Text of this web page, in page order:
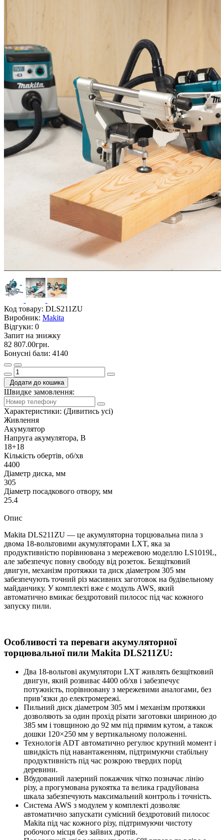
Код товару: DLS211ZU
Виробник: Makita
Відгуки: 0
Запит на знижку
82 807.00грн.
Бонусні бали: 4140
Додати до кошика
Швидке замовлення:
Характеристики: (Дивитись усі)
Живлення
Акумулятор
Напруга акумулятора, В
18+18
Кількість обертів, об/хв
4400
Діаметр диска, мм
305
Діаметр посадкового отвору, мм
25.4
Опис
Makita DLS211ZU — це акумуляторна торцювальна пила з
двома 18-вольтовими акумуляторами LXT, яка за
продуктивністю порівнювана з мережевою моделлю LS1019L,
але забезпечує повну свободу від розеток. Безщітковий
двигун, механізм протяжки та диск діаметром 305 мм
забезпечують точний різ масивних заготовок на будівельному
майданчику. У комплекті вже є модуль AWS, який
автоматично вмикає бездротовий пилосос під час кожного
запуску пили.
Особливості та переваги акумуляторної
торцювальної пили Makita DLS211ZU:
Два 18-вольтові акумулятори LXT живлять безщітковий
двигун, який розвиває 4400 об/хв і забезпечує
потужність, порівнювану з мережевими аналогами, без
прив’язки до електромережі.
Пильний диск діаметром 305 мм і механізм протяжки
дозволяють за один прохід різати заготовки шириною до
385 мм і товщиною до 92 мм під прямим кутом, а також
дошки 120×250 мм у вертикальному положенні.
Технологія ADT автоматично регулює крутний момент і
швидкість під навантаженням, підтримуючи стабільну
продуктивність під час розкрою твердих порід
деревини.
Вбудований лазерний покажчик чітко позначає лінію
різу, а прогумована рукоятка та велика градуйована
шкала забезпечують максимальний контроль і точність.
Система AWS з модулем у комплекті дозволяє
автоматично запускати сумісний бездротовий пилосос
Makita під час кожного різу, підтримуючи чистоту
робочого місця без зайвих дротів.